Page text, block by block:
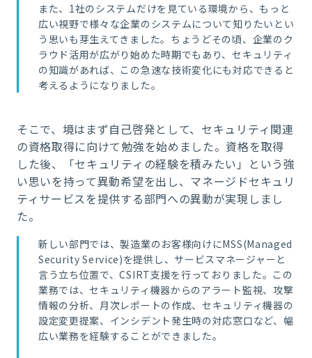
また、1社のシステムだけを見ている環境から、もっと
広い視野で様々な企業のシステムについて知りたいとい
う思いも芽生えてきました。ちょうどその頃、企業のク
ラウド活用が広がり始めた時期でもあり、セキュリティ
の知識があれば、この急速な技術変化にも対応できると
考えるようになりました。
そこで、境はまず自己啓発として、セキュリティ関連
の資格取得に向けて勉強を始めました。資格を取得
した後、「セキュリティの経験を積みたい」という強
い思いを持って異動希望を出し、マネージドセキュリ
ティサービスを提供する部門への異動が実現しまし
た。
新しい部門では、製造業のお客様向けにMSS(Managed
Security Service)を提供し、サービスマネージャーと
言う立ち位置で、CSIRT支援を行っておりました。この
業務では、セキュリティ機器からのアラート監視、攻撃
情報の分析、月次レポートの作成、セキュリティ機器の
設定変更提案、インシデント発生時の対応窓口など、幅
広い業務を経験することができました。